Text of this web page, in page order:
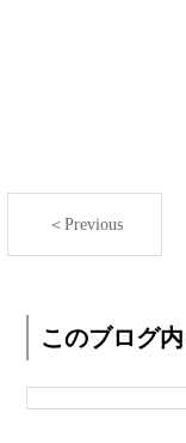
＜Previous
このブログ